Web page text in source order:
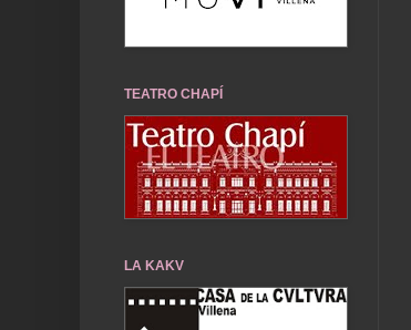
TEATRO CHAPÍ
LA KAKV